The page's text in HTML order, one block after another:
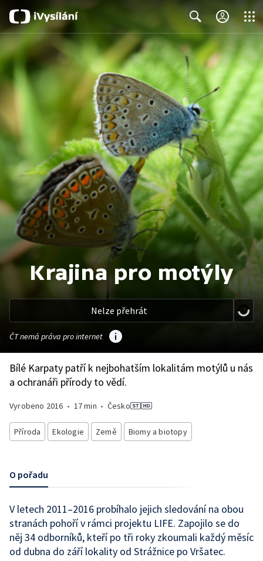
Search Close
Krajina pro motýly
Nelze přehrát
ČT nemá práva pro internet
Bílé Karpaty patří k nejbohatším lokalitám motýlů u nás
a ochranáři přírody to vědí.
Vyrobeno 2016 • 17 min • Česko
Příroda Ekologie Země Biomy a biotopy
O pořadu
V letech 2011–2016 probíhalo jejich sledování na obou
stranách pohoří v rámci projektu LIFE. Zapojilo se do
něj 34 odborníků, kteří po tři roky zkoumali každý měsíc
od dubna do září lokality od Strážnice po Vršatec.